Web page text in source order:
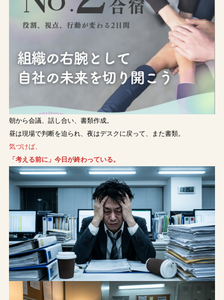
朝から会議、話し合い、書類作成。
昼は現場で判断を迫られ、夜はデスクに戻って、また書類。
気づけば、
「考える前に」今日が終わっている。